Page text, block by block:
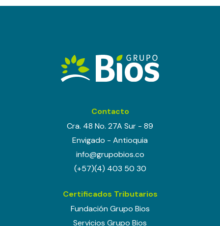
Contacto
Cra. 48 No. 27A Sur - 89
Envigado - Antioquia
info@grupobios.co
(+57)(4) 403 50 30
Certificados Tributarios
Fundación Grupo Bios
Servicios Grupo Bios